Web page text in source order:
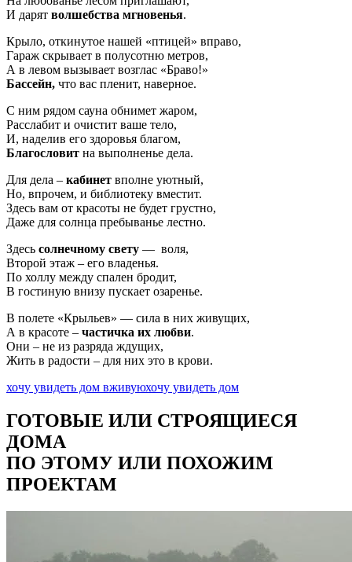
И дарят волшебства мгновенья.
Крыло, откинутое нашей «птицей» вправо,
Гараж скрывает в полусотню метров,
А в левом вызывает возглас «Браво!»
Бассейн, что вас пленит, наверное.
С ним рядом сауна обнимет жаром,
Расслабит и очистит ваше тело,
И, наделив его здоровья благом,
Благословит на выполненье дела.
Для дела – кабинет вполне уютный,
Но, впрочем, и библиотеку вместит.
Здесь вам от красоты не будет грустно,
Даже для солнца пребыванье лестно.
Здесь солнечному свету — воля,
Второй этаж – его владенья.
По холлу между спален бродит,
В гостиную внизу пускает озаренье.
В полете «Крыльев» — сила в них живущих,
А в красоте – частичка их любви.
Они – не из разряда ждущих,
Жить в радости – для них это в крови.
хочу увидеть дом вживуюхочу увидеть дом
ГОТОВЫЕ ИЛИ СТРОЯЩИЕСЯ
ДОМА
ПО ЭТОМУ ИЛИ ПОХОЖИМ
ПРОЕКТАМ